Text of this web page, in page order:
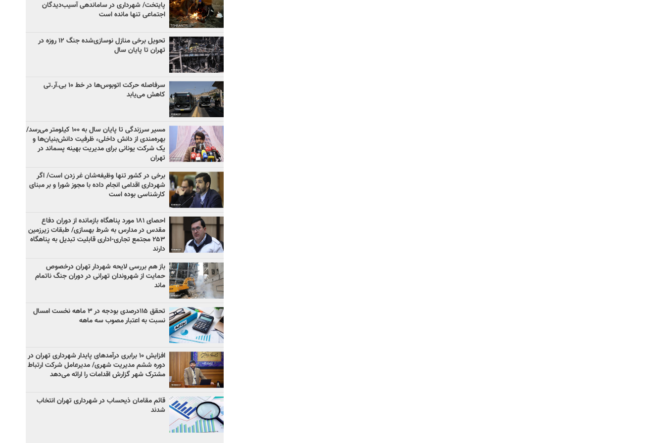
پایتخت/ شهرداری در ساماندهی آسیب‌دیدگان
اجتماعی تنها مانده است
تحویل برخی منازل نوسازی‌شده جنگ ۱۲ روزه در
تهران تا پایان سال
سرفاصله حرکت اتوبوس‌ها در خط ۱۰ بی‌.آر.تی
کاهش می‌یابد
مسیر سرزندگی تا پایان سال به ۱۰۰ کیلومتر می‌رسد/
بهره‌مندی از دانش داخلی، ظرفیت دانش‌بنیان‌ها و
یک شرکت یونانی برای مدیریت بهینه پسماند در
تهران
برخی در کشور تنها وظیفه‌شان غر زدن است/ اگر
شهرداری اقدامی انجام داده با مجوز شورا و بر مبنای
کارشناسی بوده است
احصای ۱۸۱ مورد پناهگاه بازمانده از دوران دفاع
مقدس در مدارس به شرط بهسازی/ طبقات زیرزمین
۲۵۳ مجتمع تجاری-اداری قابلیت تبدیل به پناهگاه
دارند
باز هم بررسی لایحه شهردار تهران درخصوص
حمایت از شهروندان تهرانی در دوران جنگ ناتمام
ماند
تحقق ۱۱۵درصدی بودجه در ۳ ماهه نخست امسال
نسبت به اعتبار مصوب سه ماهه
افزایش ۱۰ برابری درآمدهای پایدار شهرداری تهران در
دوره ششم مدیریت شهری/ مدیرعامل شرکت ارتباط
مشترک شهر گزارش اقدامات را ارائه می‌دهد
قائم مقامان ذیحساب در شهرداری تهران انتخاب
شدند